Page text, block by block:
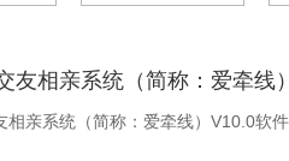
友相亲系统（简称：爱牵线
相亲系统（简称：爱牵线）V10.0软